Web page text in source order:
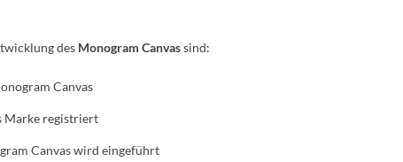
des Monogram Canvassind:
Canvas
Marke registriert
Canvas wird eingeführt